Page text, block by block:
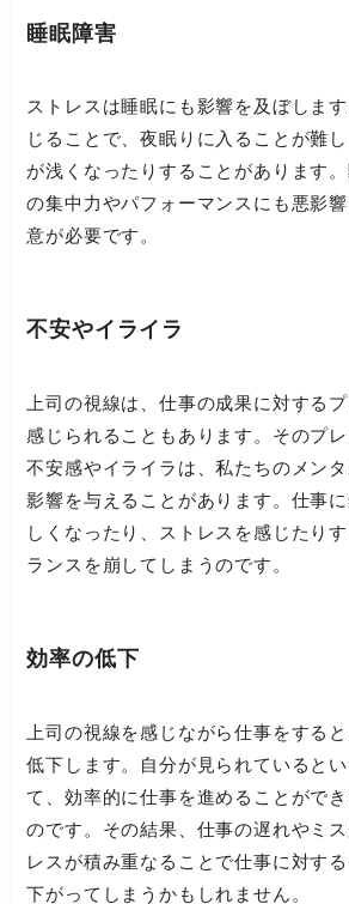
睡眠障害
ストレスは睡眠にも影響を及ぼしま
じることで、夜眠りに入ることが難
が浅くなったりすることがあります
の集中力やパフォーマンスにも悪影
意が必要です。
不安やイライラ
上司の視線は、仕事の成果に対する
感じられることもあります。そのプ
不安感やイライラは、私たちのメン
影響を与えることがあります。仕事
しくなったり、ストレスを感じたり
ランスを崩してしまうのです。
効率の低下
上司の視線を感じながら仕事をする
低下します。自分が見られていると
て、効率的に仕事を進めることがで
のです。その結果、仕事の遅れやミ
レスが積み重なることで仕事に対す
下がってしまうかもしれません。